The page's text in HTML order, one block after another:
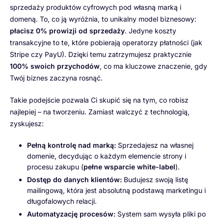
sprzedaży produktów cyfrowych pod własną marką i
domeną. To, co ją wyróżnia, to unikalny model biznesowy:
płacisz 0% prowizji od sprzedaży. Jedyne koszty
transakcyjne to te, które pobierają operatorzy płatności (jak
Stripe czy PayU). Dzięki temu zatrzymujesz praktycznie
100% swoich przychodów, co ma kluczowe znaczenie, gdy
Twój biznes zaczyna rosnąć.
Takie podejście pozwala Ci skupić się na tym, co robisz
najlepiej – na tworzeniu. Zamiast walczyć z technologią,
zyskujesz:
Pełną kontrolę nad marką: Sprzedajesz na własnej
domenie, decydując o każdym elemencie strony i
procesu zakupu (pełne wsparcie white-label).
Dostęp do danych klientów: Budujesz swoją listę
mailingową, która jest absolutną podstawą marketingu i
długofalowych relacji.
Automatyzację procesów: System sam wysyła pliki po